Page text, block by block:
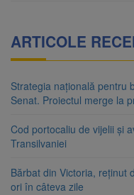
ARTICOLE
Strategia națională pentru
Senat. Proiectul merge la
Cod portocaliu de vijelii și
Transilvaniei
Bărbat din Victoria, reținut
ori în câteva zile